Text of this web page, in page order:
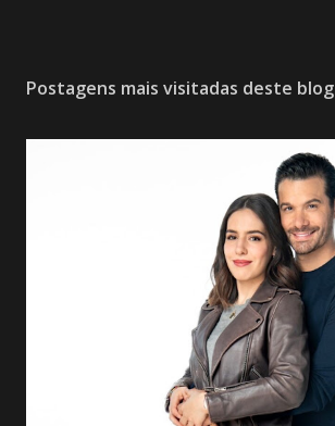
Postagens mais visitadas deste blog